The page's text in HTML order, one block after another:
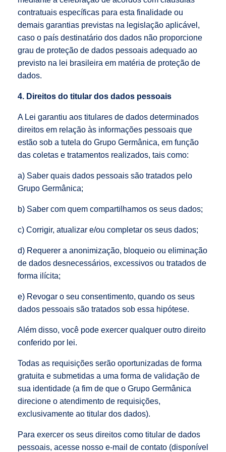
contratuais específicas para esta finalidade ou
demais garantias previstas na legislação aplicável,
caso o país destinatário dos dados não proporcione
grau de proteção de dados pessoais adequado ao
previsto na lei brasileira em matéria de proteção de
dados.
4. Direitos do titular dos dados pessoais
A Lei garantiu aos titulares de dados determinados
direitos em relação às informações pessoais que
estão sob a tutela do Grupo Germânica, em função
das coletas e tratamentos realizados, tais como:
a) Saber quais dados pessoais são tratados pelo
Grupo Germânica;
b) Saber com quem compartilhamos os seus dados;
c) Corrigir, atualizar e/ou completar os seus dados;
d) Requerer a anonimização, bloqueio ou eliminação
de dados desnecessários, excessivos ou tratados de
forma ilícita;
e) Revogar o seu consentimento, quando os seus
dados pessoais são tratados sob essa hipótese.
Além disso, você pode exercer qualquer outro direito
conferido por lei.
Todas as requisições serão oportunizadas de forma
gratuita e submetidas a uma forma de validação de
sua identidade (a fim de que o Grupo Germânica
direcione o atendimento de requisições,
exclusivamente ao titular dos dados).
Para exercer os seus direitos como titular de dados
pessoais, acesse nosso e-mail de contato (disponível